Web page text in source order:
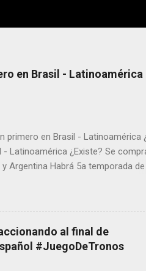
en Brasil - Latinoamérica
primero en Brasil - Latinoamérica
Latinoamérica ¿Existe? Se
Argentina Habrá 5a temporada
y vídeo selfies en la red social
de su película Francisco regaña a
La serie de la Tierra Media
Motion en Instagram Vodafone:
yo, chingas tu... http://
al final de
#JuegoDeTronos